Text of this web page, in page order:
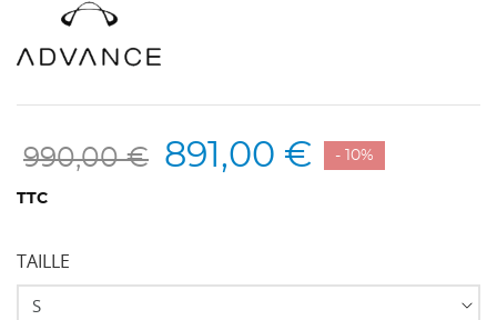
990,00 € 891,00 € - 10%
TTC
TAILLE